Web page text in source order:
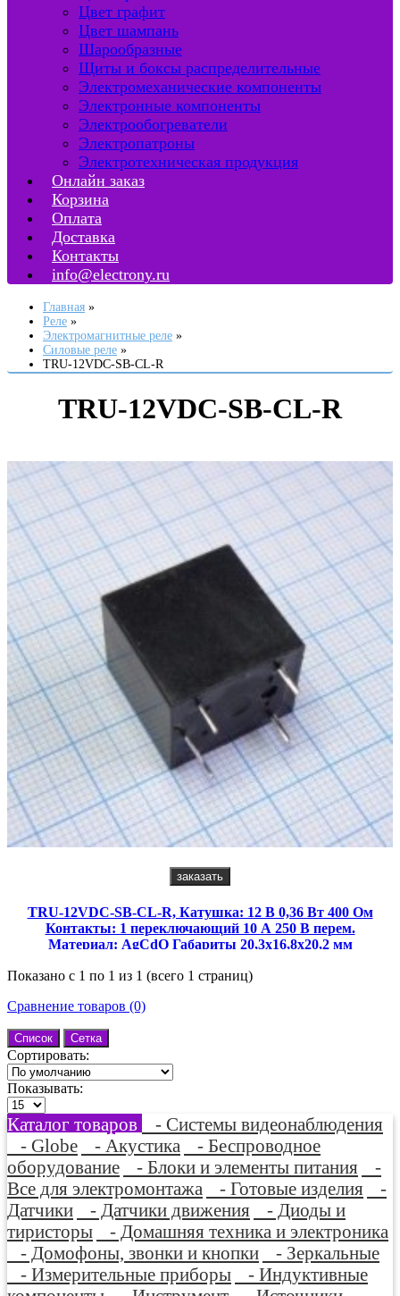
Цвет графит
Цвет шампань
Шарообразные
Щиты и боксы распределительные
Электромеханические компоненты
Электронные компоненты
Электрообогреватели
Электропатроны
Электротехническая продукция
Онлайн заказ
Корзина
Оплата
Доставка
Контакты
info@electrony.ru
Главная
Реле
Электромагнитные реле
Силовые реле
TRU-12VDC-SB-CL-R
TRU-12VDC-SB-CL-R
заказать
TRU-12VDC-SB-CL-R, Катушка: 12 В 0,36 Вт 400 Ом
Контакты: 1 переключающий 10 А 250 В перем.
Материал: AgCdO Габариты 20,3х16,8х20,2 мм
Показано с 1 по 1 из 1 (всего 1 страниц)
Сравнение товаров (0)
Список Сетка
Сортировать:
Показывать:
Каталог товаров
- Системы видеонаблюдения
- Globe
- Акустика
- Беспроводное
оборудование
- Блоки и элементы питания
-
Все для электромонтажа
- Готовые изделия
-
Датчики
- Датчики движения
- Диоды и
тиристоры
- Домашняя техника и электроника
- Домофоны, звонки и кнопки
- Зеркальные
- Измерительные приборы
- Индуктивные